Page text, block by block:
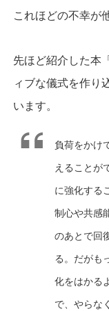
これほどの不幸が
先ほど紹介した本
ィブな儀式を作り
います。
負荷をかけ
えることが
に強化する
制心や共感
のあとで回
る。だがも
化をはかる
で、やらな